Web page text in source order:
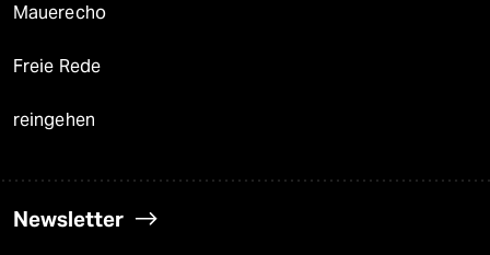
Mauerecho
Freie Rede
reingehen
Newsletter